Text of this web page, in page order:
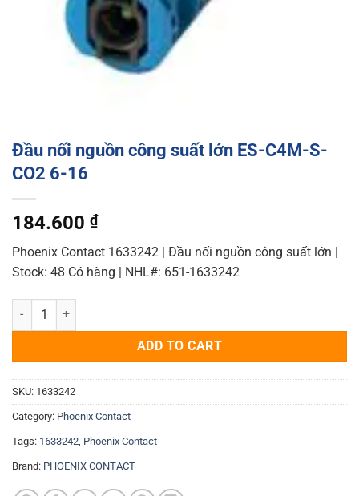
Đầu nối nguồn công suất lớn ES-C4M-S-
CO2 6-16
184.600 ₫
Phoenix Contact 1633242 | Đầu nối nguồn công suất lớn |
Stock: 48 Có hàng | NHL#: 651-1633242
Đầu nối nguồn công suất lớn ES-C4M-S-CO2 6-16 quantity
ADD TO CART
SKU: 1633242
Category: Phoenix Contact
Tags: 1633242 Phoenix Contact
Brand: PHOENIX CONTACT